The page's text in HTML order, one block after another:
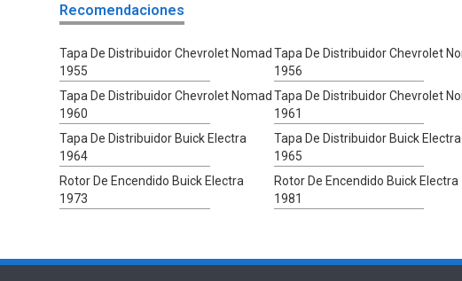
Recomendaciones
Tapa De Distribuidor Chevrolet Nomad
1955
Tapa De Distribuidor Chevrolet
1956
Tapa De Distribuidor Chevrolet Nomad
1960
Tapa De Distribuidor Chevrolet
1961
Tapa De Distribuidor Buick Electra
1964
Tapa De Distribuidor Buick Electra
1965
Rotor De Encendido Buick Electra
1973
Rotor De Encendido Buick Electra
1981